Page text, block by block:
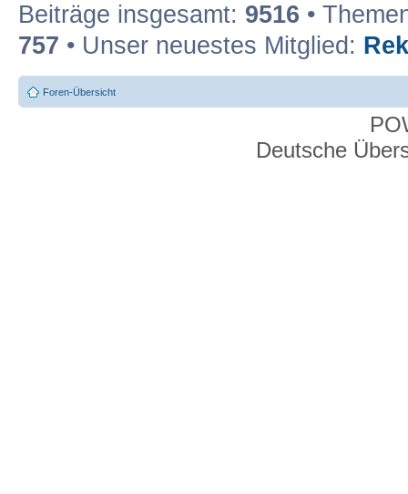
Beiträge insgesamt: 9516 •
757 • Unser neuestes Mitglied:
Foren-Übersicht
Deutsche